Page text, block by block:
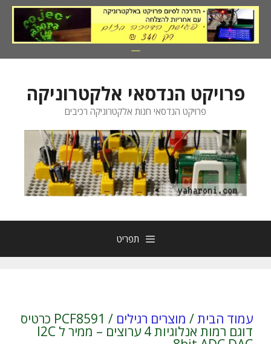
לדלג
לתוכן
פרויקט הנדסאי אלקטרוניקה
פרויקט הנדסאי חנות אלקטרוניקה רכיבים
תפריט
עמוד הבית/ מוצרים רגילים / PCF8591 כרטיס
דוגם רמות אנלוגיות 4 ערוצים – ממיר ל I2C